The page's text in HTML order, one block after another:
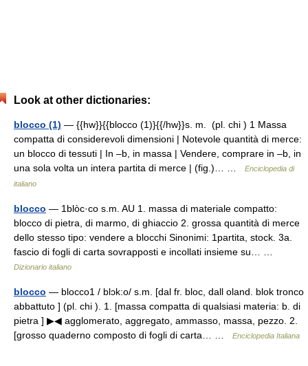
Look at other dictionaries:
blocco (1) — {{hw}}{{blocco (1)}{{/hw}}s. m. (pl. chi ) 1 Massa
compatta di considerevoli dimensioni | Notevole quantità di merce:
un blocco di tessuti | In –b, in massa | Vendere, comprare in –b, in
una sola volta un intera partita di merce | (fig.)… …
Enciclopedia di
italiano
blocco — 1blòc·co s.m. AU 1. massa di materiale compatto:
blocco di pietra, di marmo, di ghiaccio 2. grossa quantità di merce
dello stesso tipo: vendere a blocchi Sinonimi: 1partita, stock. 3a.
fascio di fogli di carta sovrapposti e incollati insieme su… …
Dizionario italiano
blocco — blocco1 / blɔk:o/ s.m. [dal fr. bloc, dall oland. blok tronco
abbattuto ] (pl. chi ). 1. [massa compatta di qualsiasi materia: b. di
pietra ] ▶◀ agglomerato, aggregato, ammasso, massa, pezzo. 2.
[grosso quaderno composto di fogli di carta… …
Enciclopedia Italiana